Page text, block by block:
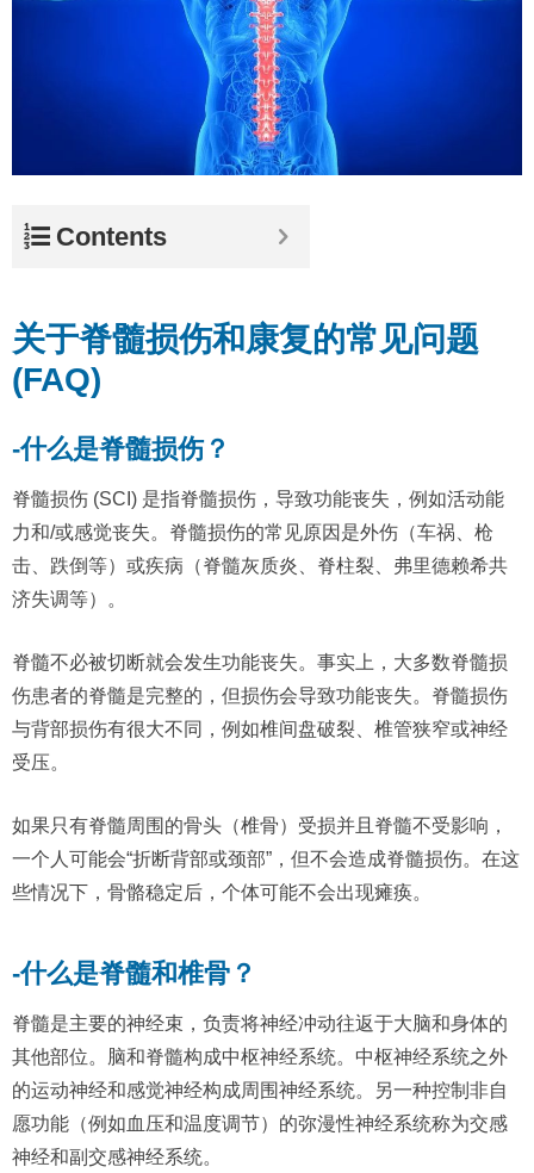
Contents
关于脊髓损伤和康复的常见问题
(FAQ)
-什么是脊髓损伤？
脊髓损伤 (SCI) 是指脊髓损伤，导致功能丧失，例如活动能
力和/或感觉丧失。脊髓损伤的常见原因是外伤（车祸、枪
击、跌倒等）或疾病（脊髓灰质炎、脊柱裂、弗里德赖希共
济失调等）。
脊髓不必被切断就会发生功能丧失。事实上，大多数脊髓损
伤患者的脊髓是完整的，但损伤会导致功能丧失。脊髓损伤
与背部损伤有很大不同，例如椎间盘破裂、椎管狭窄或神经
受压。
如果只有脊髓周围的骨头（椎骨）受损并且脊髓不受影响，
一个人可能会“折断背部或颈部”，但不会造成脊髓损伤。在这
些情况下，骨骼稳定后，个体可能不会出现瘫痪。
-什么是脊髓和椎骨？
脊髓是主要的神经束，负责将神经冲动往返于大脑和身体的
其他部位。脑和脊髓构成中枢神经系统。中枢神经系统之外
的运动神经和感觉神经构成周围神经系统。另一种控制非自
愿功能（例如血压和温度调节）的弥漫性神经系统称为交感
神经和副交感神经系统。